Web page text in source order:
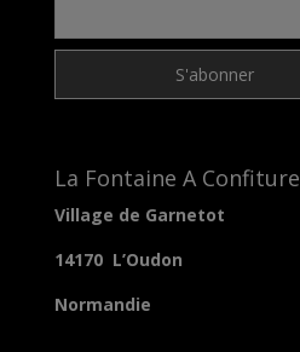
La Fontaine A Confiture
Village de Garnetot
14170 L’Oudon
Normandie